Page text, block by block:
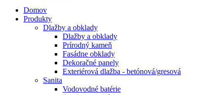
Domov
Produkty
Dlažby a obklady
Dlažby a obklady
Prírodný kameň
Fasádne obklady
Dekoračné panely
Exteriérová dlažba - betónová/gresová
Sanita
Vodovodné batérie